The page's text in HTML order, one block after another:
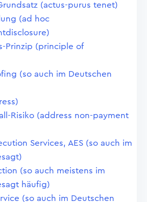
(actus-purus tenet)
(ad hoc
Prinzip (principle of
(so auch im Deutschen
Risiko (address non-payment
Services, AES (so auch im
(so auch meistens im
häufig)
(so auch im Deutschen